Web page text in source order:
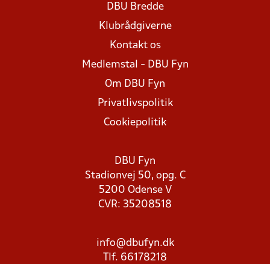
DBU Bredde
Klubrådgiverne
Kontakt os
Medlemstal - DBU Fyn
Om DBU Fyn
Privatlivspolitik
Cookiepolitik
DBU Fyn
Stadionvej 50, opg. C
5200 Odense V
CVR: 35208518
info@dbufyn.dk
Tlf. 66178218